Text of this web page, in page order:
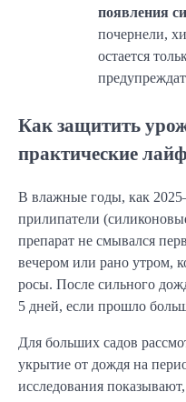
появления
почернели,
остается
Как защитить
практические
В влажные годы, как
прилипатели
препарат не смывался
вечером или рано утром,
росы. После сильного
5 дней, если прошло
Для больших садов
укрытие от дождя на
исследования